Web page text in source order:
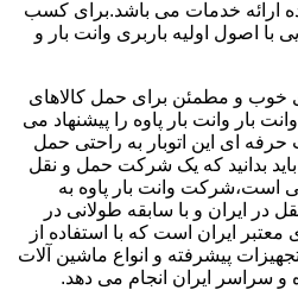
ارائه خدمات می باشد.برای کسب
با اصول اولیه باربری وانت بار و
خوب و مطمئن برای حمل کالاهای
بار وانت بار پاوه را پیشنهاد می
حرفه ای این اتوبار به راحتی حمل
باید بدانید که یک شرکت حمل و نقل
است،شرکت وانت بار پاوه به
ایران و با سابقه طولانی در
ایران است که با استفاده از
پیشرفته و انواع ماشین آلات
و سراسر ایران انجام می دهد.